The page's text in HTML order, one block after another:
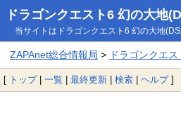
ドラゴンクエスト6 幻の大地
当サイトはドラゴンクエスト6 幻の大地
ZAPAnet総合情報局 > ドラゴンクエ
[ トップ| 一覧 | 最終更新 | 検索 | ヘルプ]